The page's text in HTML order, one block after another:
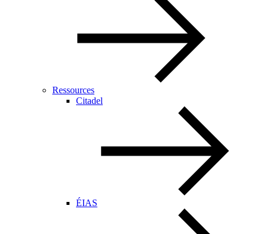
Ressources
Citadel
ÉIAS